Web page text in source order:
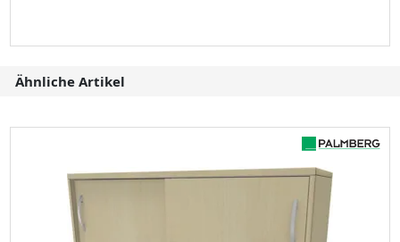
Ähnliche Artikel